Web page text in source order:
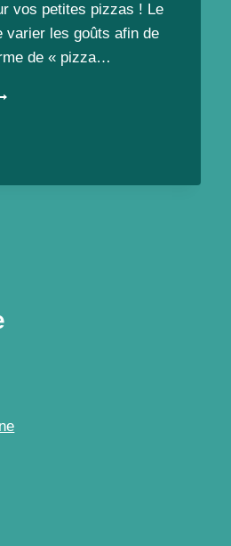
vos petites pizzas ! Le
varier les goûts afin de
de « pizza…